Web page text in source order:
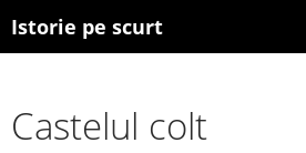
Istorie pe scurt
Search
SKIP TO CONTENT
Castelul colt